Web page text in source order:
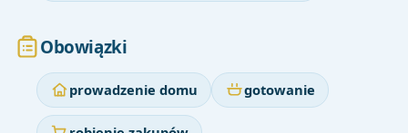
Obowiązki
prowadzenie domu gotowanie